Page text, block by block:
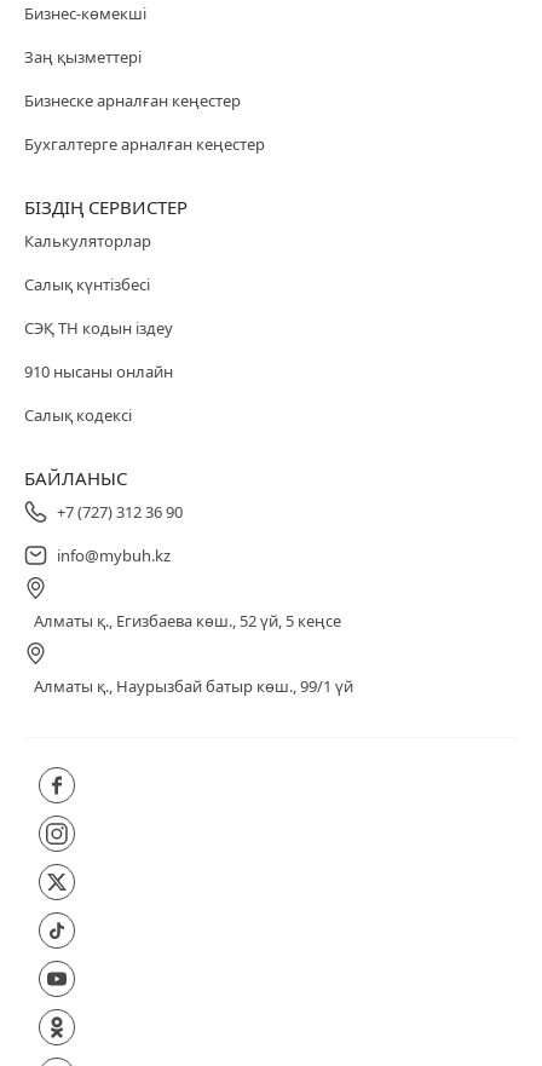
Бизнес-көмекші
Заң қызметтері
Бизнеске арналған кеңестер
Бухгалтерге арналған кеңестер
БІЗДІҢ СЕРВИСТЕР
Калькуляторлар
Салық күнтізбесі
СЭҚ ТН кодын іздеу
910 нысаны онлайн
Салық кодексі
БАЙЛАНЫС
+7 (727) 312 36 90
info@mybuh.kz
Алматы қ., Егизбаева көш., 52 үй, 5 кеңсе
Алматы қ., Наурызбай батыр көш., 99/1 үй